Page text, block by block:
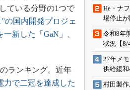
ている分野の1つで
の国内開発プロジェ
一新した「GaN」、
ランキング。近年
力で二冠を達成した
He・ナ
場停止
令和8年
状況【8/
27年メ
供給緩
村田製